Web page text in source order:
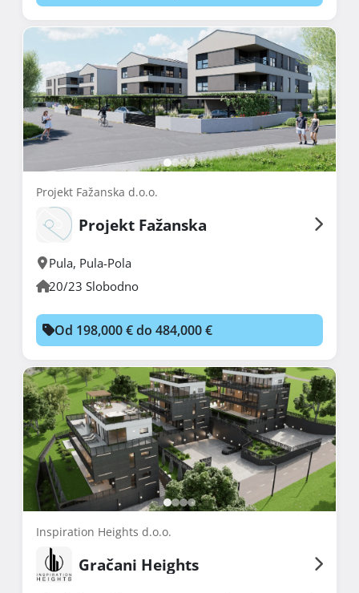
Projekt Fažanska d.o.o.
Projekt Fažanska
Pula, Pula-Pola
20/23 Slobodno
Od 198,000 € do 484,000 €
Inspiration Heights d.o.o.
Gračani Heights